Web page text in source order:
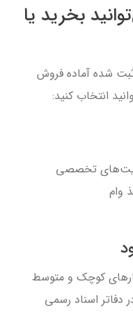
بخرید یا
شده آماده فروش
انتخاب کنید:
تخصصی
وام
کوچک و متوسط
دفاتر اسناد رسمی